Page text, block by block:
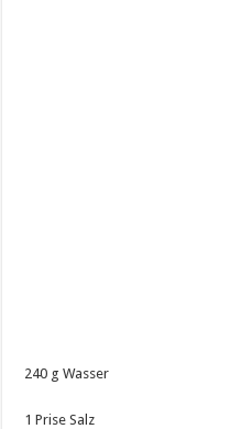
240 g Wasser
1 Prise Salz